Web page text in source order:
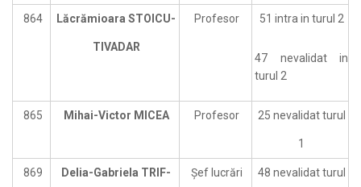
864 Lăcrămioara STOICU-
TIVADAR
Profesor 51 intra in turul 2
47 nevalidat in
turul 2
865 Mihai-Victor MICEA Profesor 25 nevalidat turul
1
869 Delia-Gabriela TRIF- Șef lucrări 48 nevalidat turul